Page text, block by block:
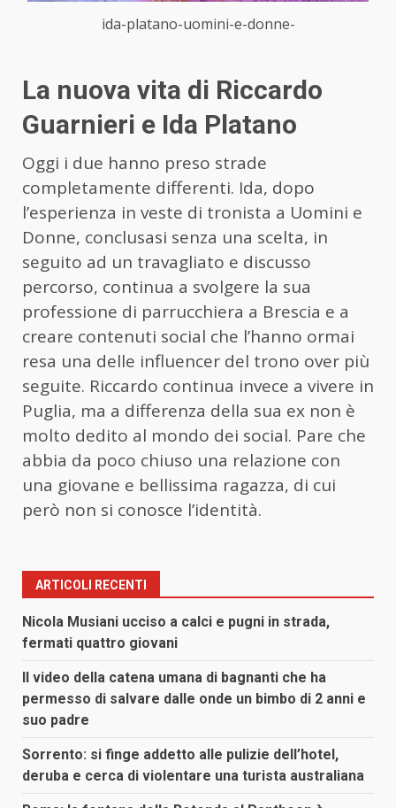
ida-platano-uomini-e-donne-
La nuova vita di Riccardo
Guarnieri e Ida Platano
Oggi i due hanno preso strade
completamente differenti. Ida, dopo
l’esperienza in veste di tronista a Uomini e
Donne, conclusasi senza una scelta, in
seguito ad un travagliato e discusso
percorso, continua a svolgere la sua
professione di parrucchiera a Brescia e a
creare contenuti social che l’hanno ormai
resa una delle influencer del trono over più
seguite. Riccardo continua invece a vivere in
Puglia, ma a differenza della sua ex non è
molto dedito al mondo dei social. Pare che
abbia da poco chiuso una relazione con
una giovane e bellissima ragazza, di cui
però non si conosce l’identità.
ARTICOLI RECENTI
Nicola Musiani ucciso a calci e pugni in strada,
fermati quattro giovani
Il video della catena umana di bagnanti che ha
permesso di salvare dalle onde un bimbo di 2 anni e
suo padre
Sorrento: si finge addetto alle pulizie dell’hotel,
deruba e cerca di violentare una turista australiana